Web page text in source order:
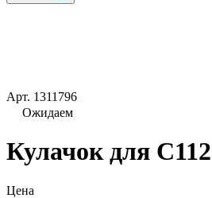
Арт. 1311796
Ожидаем
Кулачок для С112
Цена